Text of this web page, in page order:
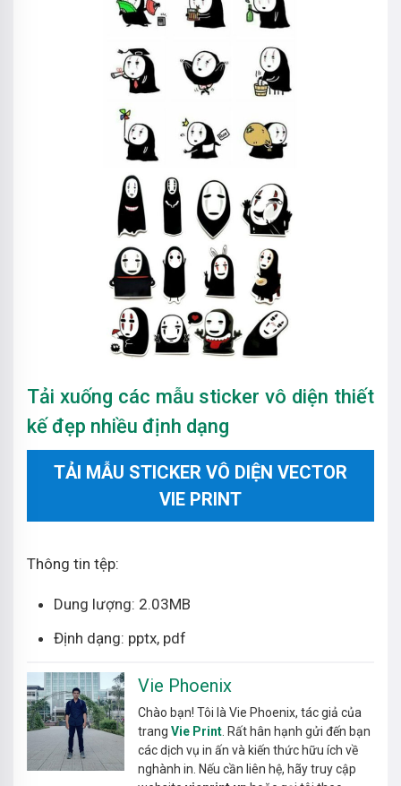
Tải xuống các mẫu sticker vô diện thiết
kế đẹp nhiều định dạng
TẢI MẪU STICKER VÔ DIỆN VECTOR
VIE PRINT
Thông tin tệp:
Dung lượng: 2.03MB
Định dạng: pptx, pdf
Vie Phoenix
Chào bạn! Tôi là Vie Phoenix, tác giả của
trangVie Print . Rất hân hạnh gửi đến bạn
các dịch vụ in ấn và kiến thức hữu ích về
nghành in. Nếu cần liên hệ, hãy truy cập